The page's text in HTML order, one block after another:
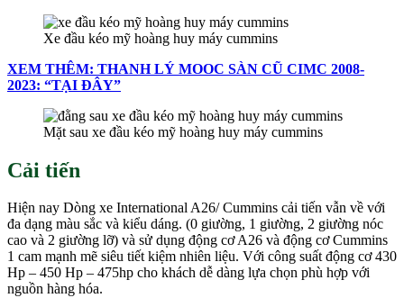
Xe đầu kéo mỹ hoàng huy máy cummins
XEM THÊM: THANH LÝ MOOC SÀN CŨ CIMC 2008-
2023: “TẠI ĐÂY”
Mặt sau xe đầu kéo mỹ hoàng huy máy cummins
Cải tiến
Hiện nay Dòng xe International A26/ Cummins cải tiến vẫn về với
đa dạng màu sắc và kiểu dáng. (0 giường, 1 giường, 2 giường nóc
cao và 2 giường lỡ) và sử dụng động cơ A26 và động cơ Cummins
1 cam mạnh mẽ siêu tiết kiệm nhiên liệu. Với công suất động cơ 430
Hp – 450 Hp – 475hp cho khách dễ dàng lựa chọn phù hợp với
nguồn hàng hóa.